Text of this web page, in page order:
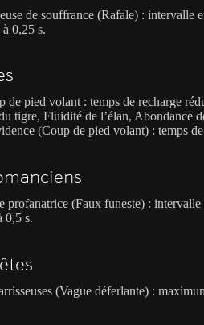
de souffrance (Rafale) : intervalle
0,25 s.
de pied volant : temps de recharge
tigre, Fluidité de l’élan, Abondance
(Coup de pied volant) : temps
profanatrice (Faux funeste) : intervalle
0,5 s.
(Vague déferlante) :